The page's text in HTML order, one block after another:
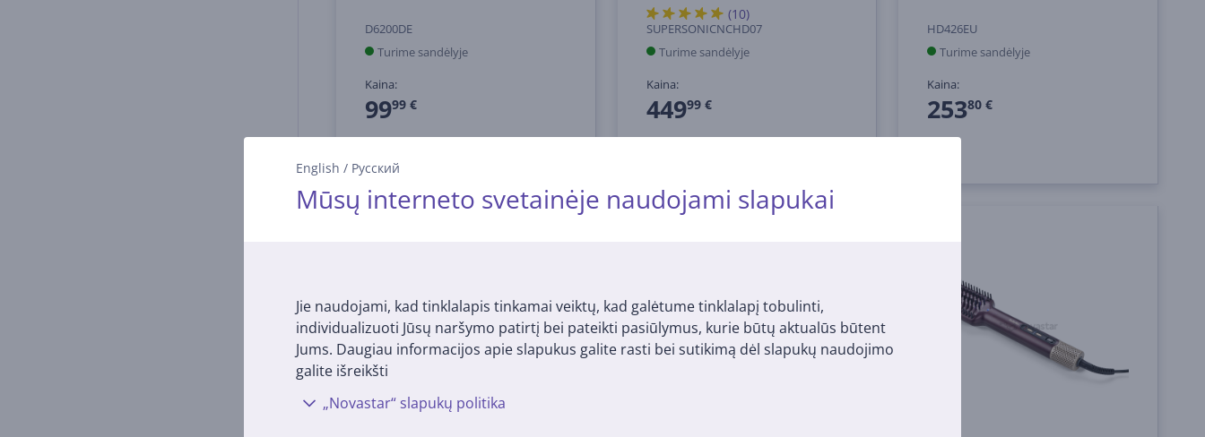
English / Русский
Mūsų interneto svetainėje naudojami slapukai
Jie naudojami, kad tinklalapis tinkamai veiktų, kad galėtume tinklalapį tobulinti,
individualizuoti Jūsų naršymo patirtį bei pateikti pasiūlymus, kurie būtų aktualūs būtent
Jums. Daugiau informacijos apie slapukus galite rasti bei sutikimą dėl slapukų naudojimo
galite išreikšti
„Novastar“ slapukų politika
D6200DE
Turime sandėlyje
Kaina:
9999 €
(10)
SUPERSONICNCHD07
Turime sandėlyje
Kaina:
44999 €
HD426EU
Turime sandėlyje
Kaina:
25380 €
-10 €